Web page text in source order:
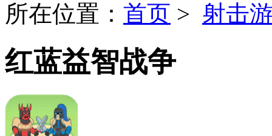
所在位置： 首页 > 射击
红蓝益智战争